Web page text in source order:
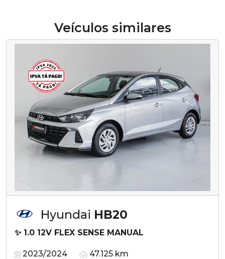
Veículos similares
Hyundai HB20
✨ 1.0 12V FLEX SENSE MANUAL
2023/2024 47.125 km